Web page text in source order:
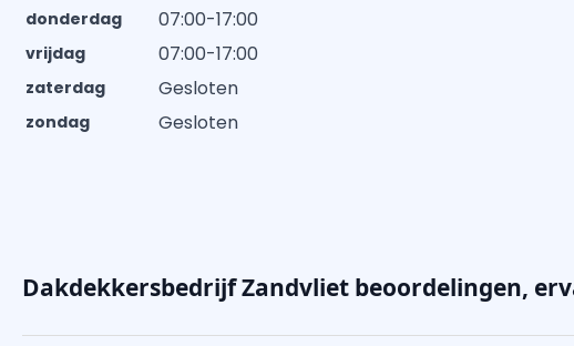
donderdag 07:00-17:00
vrijdag 07:00-17:00
zaterdag Gesloten
zondag Gesloten
Dakdekkersbedrijf Zandvliet beoordelingen,